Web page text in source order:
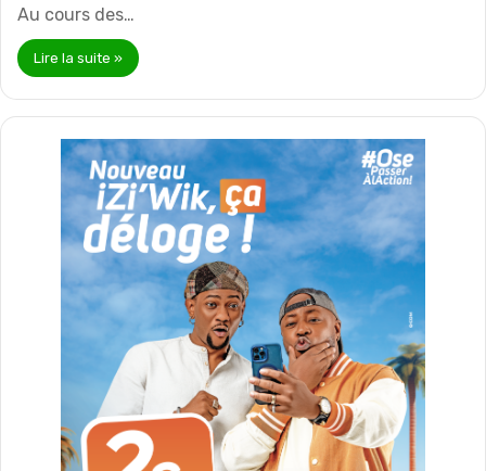
Au cours des…
Lire la suite »